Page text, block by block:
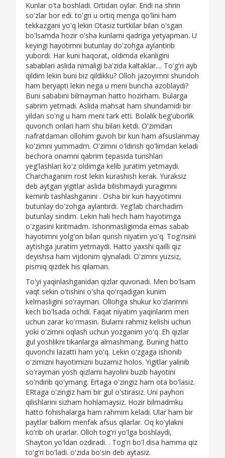
Kunlar o'ta boshladi. Ortidan oylar. Endi na shrin
so'zlar bor edi. to'gri u ortiq menga qo'lini ham
tekkazgani yo'q lekin Otasiz turtkilar bilan o'sgan
bo'lsamda hozir o'sha kunlarni qadriga yetyapman. U
keyingi hayotimni butunlay do'zohga aylantirib
yubordi. Har kuni haqorat, oldimda ekanligini
sabablari aslida nimaligi ba'zida kaltaklar.... To'g'ri ayb
qildim lekin buni biz qildikku? Olloh jazoyimni shundoh
ham beryapti lekin nega u meni buncha azoblaydi?
Buni sababini bilmayman hatto hozirham. Bularga
sabrim yetmadi. Aslida mahsat ham shundamidi bir
yildan so'ng u ham meni tark etti. Bolalik beg'uborlik
quvonch onlari ham shu bilan ketdi. O'zimdan
nafratdaman ollohim guvoh bir kun ham afsuslanmay
ko'zimni yummadm. O'zimni o'ldirish qo'limdan keladi
bechora onamni qabrim tepasida turishlari
yeg'lashlari ko'z oldimga kelib juratim yetmaydi.
Charchaganim rost lekin kurashish kerak. Yuraksiz
deb aytgan yigitlar aslida bilishmaydi yuragimni
kemirib tashlashganini . Osha bir kun hayyotimni
butunlay do'zohga aylantirdi. Yeg'lab charchadim
butunlay sindim. Lekin hali hech ham hayotimga
o'zgasini kiritmadm. Ishonmasligimda emas sabab
hayotimni yolg'on bilan qurish niyatim yo'q. Tog'risini
aytishga juratim yetmaydi. Hatto yaxshi qailli qiz
deyishsa ham vijdonim qiynaladi. O'zimni yuzsiz,
pismiq qizdek his qilaman.
To'yi yaqinlashganidan qizlar quvonadi. Men bo'lsam
vaqt sekin o'tishini o'sha qo'rqadigan kunim
kelmasligini so'rayman. Ollohga shukur ko'zlarimni
kech bo'lsada ochdi. Faqat niyatim yaqinlarim men
uchun zarar ko'rmasin. Bularni rahmiz kelishi uchun
yoki o'zimni oqlash uchun yozganim yo'q. Eh qizlar
gul yoshlikni tikanlarga almashmang. Buning hatto
quvonchi lazatti ham yo'q. Lekin o'zgaga ishonib
o'zimizni hayotimizni buzamiz holos. Yigitlar yalinib
so'rayman yosh qizlarni hayolini buzib hayotini
so'ndirib qo'ymang. Ertaga o'zingiz ham ota bo'lasiz.
ERtaga o'zingiz ham bir gul o'stirasiz. Uni payhon
qilishlarini sizham hohlamaysiz. Hozir bilmadmku
hatto fohishalarga ham rahmim keladi. Ular ham bir
paytlar balkim menfak afsus qilarlar. Oq ko'ylakni
ko'rib oh urarlar. Olloh tog'ri yo'lga boshlaydi,
Shayton yo'ldan ozdiradi. . Tog'ri bo'l disa hamma qiz
to'g'ri bo'ladi. o'zida bo'sin deb aytasiz.